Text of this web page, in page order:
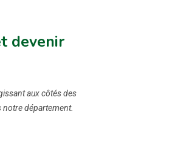
devenir
aux côtés des
notre département.